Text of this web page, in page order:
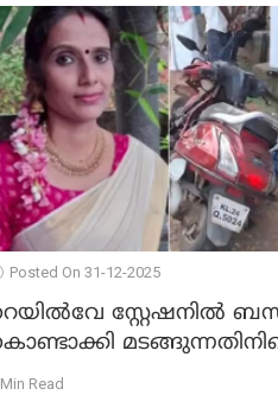
Posted On 31-12-2025
സ്റ്റേഷനിൽ
സ്കൂട്ടറിൽ ഇടിച്ചു :
Read